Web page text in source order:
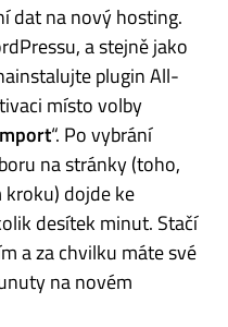
dat na nový hosting.
a stejně jako
plugin All-
místo volby
“. Po vybrání
na stránky (toho,
dojde ke
desítek minut. Stačí
a za chvilku máte své
na novém